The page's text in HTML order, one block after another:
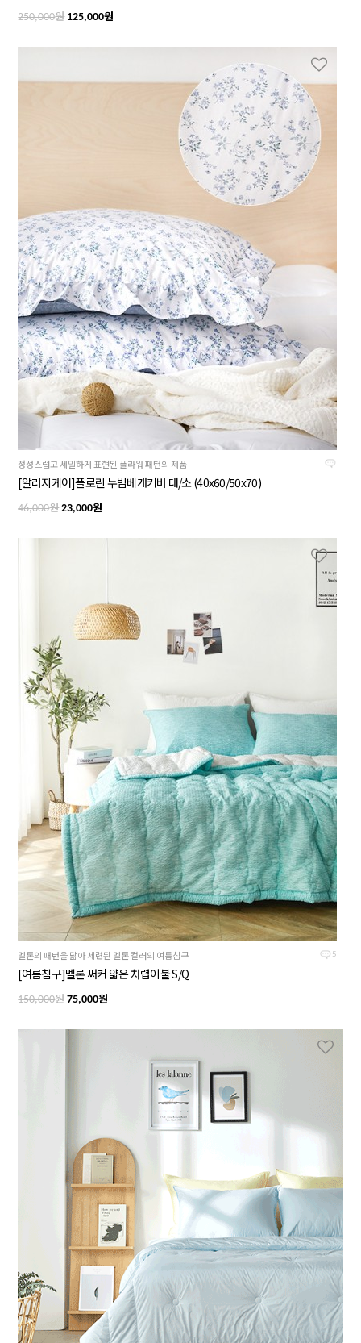
250,000원125,000원
정성스럽고 세밀하게 표현된 플라워 패턴의 제품
[알러지케어]플로린 누빔베개커버 대/소 (40x60/50x70)
46,000원23,000원
5
멜론의 패턴을 닮아 세련된 멜론 컬러의 여름침구
[여름침구]멜론 써커 얇은 차렵이불 S/Q
150,000원75,000원